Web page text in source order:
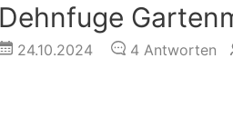
Dehnfuge
24.10.2024 4Antworten